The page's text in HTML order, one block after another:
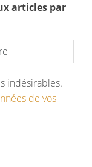
articles par
indésirables.
de vos